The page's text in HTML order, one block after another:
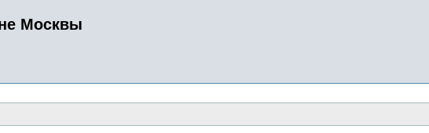
Москвы